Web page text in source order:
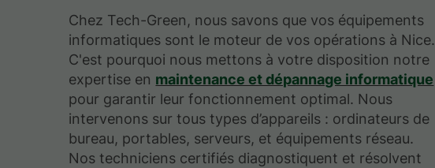
Chez Tech-Green, nous savons que vos équipements
informatiques sont le moteur de vos opérations à Nice.
C'est pourquoi nous mettons à votre disposition notre
expertise en maintenance et dépannage informatique
pour garantir leur fonctionnement optimal. Nous
intervenons sur tous types d’appareils : ordinateurs de
bureau, portables, serveurs, et équipements réseau.
Nos techniciens certifiés diagnostiquent et résolvent